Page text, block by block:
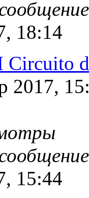
18:14
2017,
15:44